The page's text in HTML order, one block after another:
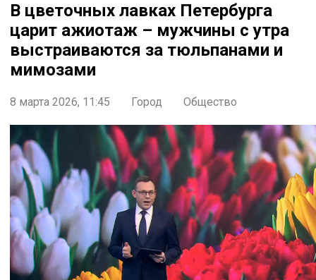
В цветочных лавках Петербурга
царит ажиотаж – мужчины с утра
выстраиваются за тюльпанами и
мимозами
8 марта 2026, 11:45 Город Общество